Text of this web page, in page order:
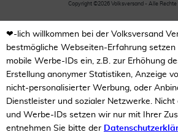
Copyright ©2026 Volksversand - Alle Rechte
❤-lich willkommen bei der Volksversand
bestmögliche Webseiten-Erfahrung setzen
mobile Werbe-IDs ein, z.B. zur Erhöhung
Erstellung anonymer Statistiken, Anzeige
nicht-personalisierter Werbung, oder
Dienstleister und sozialer Netzwerke. Nicht
und Werbe-IDs setzen wir nur mit Ihrer
entnehmen Sie bitte der